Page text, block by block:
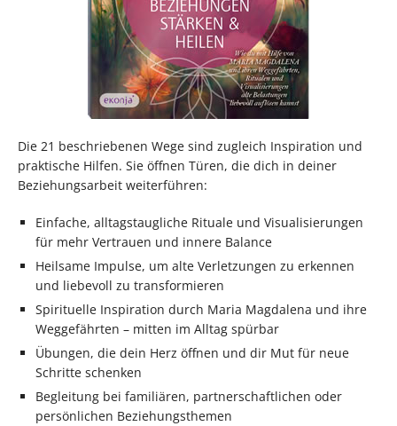
Die 21 beschriebenen Wege sind zugleich Inspiration und
praktische Hilfen. Sie öffnen Türen, die dich in deiner
Beziehungsarbeit weiterführen:
Einfache, alltagstaugliche Rituale und Visualisierungen
für mehr Vertrauen und innere Balance
Heilsame Impulse, um alte Verletzungen zu erkennen
und liebevoll zu transformieren
Spirituelle Inspiration durch Maria Magdalena und ihre
Weggefährten – mitten im Alltag spürbar
Übungen, die dein Herz öffnen und dir Mut für neue
Schritte schenken
Begleitung bei familiären, partnerschaftlichen oder
persönlichen Beziehungsthemen